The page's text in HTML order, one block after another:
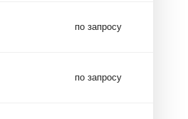
по запросу
по запросу